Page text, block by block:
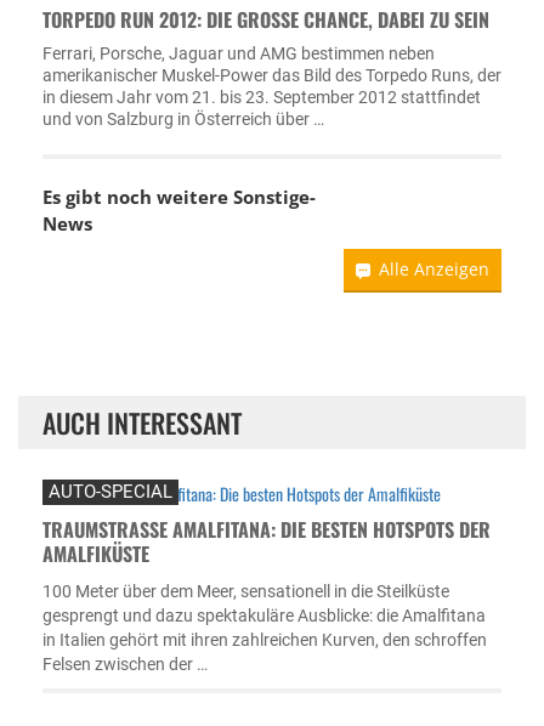
TORPEDO RUN 2012: DIE GROSSE CHANCE, DABEI ZU SEIN
Ferrari, Porsche, Jaguar und AMG bestimmen neben
amerikanischer Muskel-Power das Bild des Torpedo Runs, der
in diesem Jahr vom 21. bis 23. September 2012 stattfindet
und von Salzburg in Österreich über …
Es gibt noch weitere Sonstige-
News
Alle Anzeigen
AUCH INTERESSANT
AUTO-SPECIAL
TRAUMSTRASSE AMALFITANA: DIE BESTEN HOTSPOTS DER A
MALFIKÜSTE
100 Meter über dem Meer, sensationell in die Steilküste
gesprengt und dazu spektakuläre Ausblicke: die Amalfitana
in Italien gehört mit ihren zahlreichen Kurven, den schroffen
Felsen zwischen der …